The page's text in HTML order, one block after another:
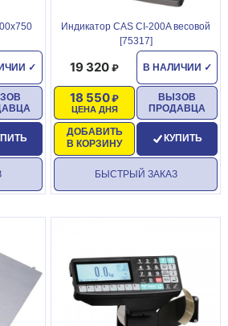
✓
Индикатор CAS CI-200A весовой
[75317]
В НАЛИЧИИ ✓
19 320
ЦЕНА ДНЯ
18 550
ДОБАВИТЬ
В КОРЗИНУ
ВЫЗОВ
ПРОДАВЦА
КУПИТЬ
БЫСТРЫЙ ЗАКАЗ